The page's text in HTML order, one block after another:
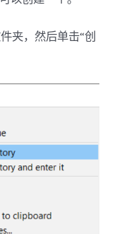
夹，然后单击“创